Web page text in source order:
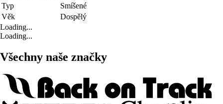
Typ
Smíšené
Věk
Dospělý
Loading...
Loading...
Všechny naše značky